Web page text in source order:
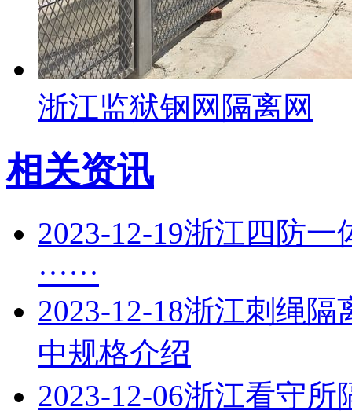
浙江监狱钢网隔离网
相关资讯
2023-12-19浙江四防一
······
2023-12-18浙江刺绳隔
中规格介绍
2023-12-06浙江看守所